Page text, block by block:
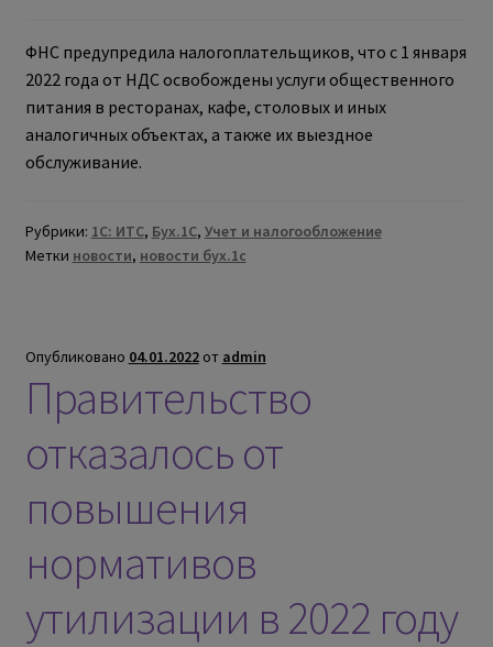
ФНС предупредила налогоплательщиков, что с 1 января
2022 года от НДС освобождены услуги общественного
питания в ресторанах, кафе, столовых и иных
аналогичных объектах, а также их выездное
обслуживание.
Рубрики: 1С: ИТС, Бух.1С, Учет и налогообложение
Метки новости, новости бух.1с
Опубликовано 04.01.2022 от admin
Правительство
отказалось от
повышения
нормативов
утилизации в 2022 году